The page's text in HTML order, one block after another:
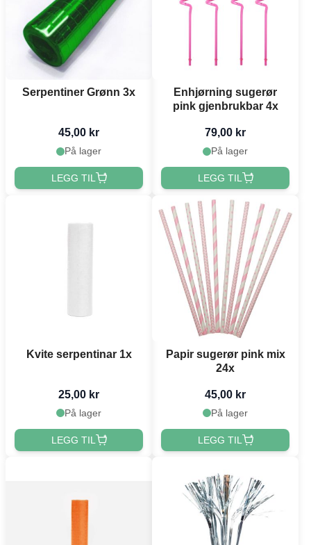
Serpentiner Grønn 3x
45,00 kr
På lager
LEGG TIL
Enhjørning sugerør
pink gjenbrukbar 4x
79,00 kr
På lager
LEGG TIL
Kvite serpentinar 1x
25,00 kr
På lager
LEGG TIL
Papir sugerør pink mix
24x
45,00 kr
På lager
LEGG TIL